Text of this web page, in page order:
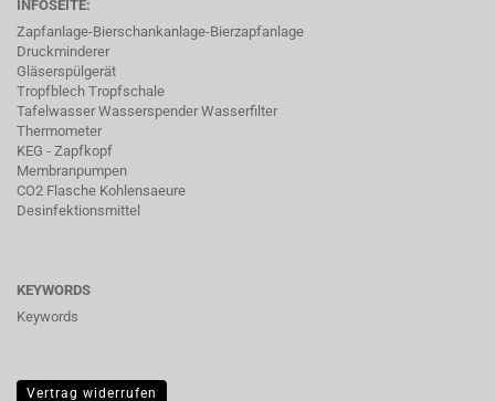
INFOSEITE:
Zapfanlage-Bierschankanlage-Bierzapfanlage
Druckminderer
Gläserspülgerät
Tropfblech Tropfschale
Tafelwasser Wasserspender Wasserfilter
Thermometer
KEG - Zapfkopf
Membranpumpen
CO2 Flasche Kohlensaeure
Desinfektionsmittel
KEYWORDS
Keywords
Vertrag widerrufen